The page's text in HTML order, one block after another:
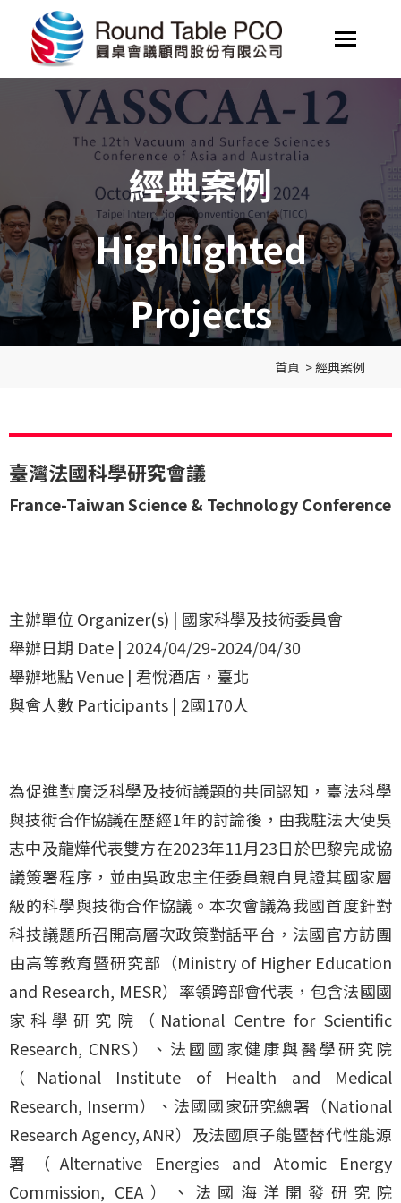
經典案例
Highlighted
Projects
首頁 >經典案例
臺灣法國科學研究會議
France-Taiwan Science & Technology Conference
主辦單位 Organizer(s) | 國家科學及技術委員會
舉辦日期 Date | 2024/04/29-2024/04/30
舉辦地點 Venue | 君悅酒店，臺北
與會人數 Participants | 2國170人
為促進對廣泛科學及技術議題的共同認知，臺法科學
與技術合作協議在歷經1年的討論後，由我駐法大使吳
志中及龍燁代表雙方在2023年11月23日於巴黎完成協
議簽署程序，並由吳政忠主任委員親自見證其國家層
級的科學與技術合作協議。本次會議為我國首度針對
科技議題所召開高層次政策對話平台，法國官方訪團
由高等教育暨研究部（Ministry of Higher Education
and Research, MESR）率領跨部會代表，包含法國國
家科學研究院（National Centre for Scientific
Research, CNRS）、法國國家健康與醫學研究院
（National Institute of Health and Medical
Research, Inserm）、法國國家研究總署（National
Research Agency, ANR）及法國原子能暨替代性能源
署（Alternative Energies and Atomic Energy
Commission, CEA）、法國海洋開發研究院